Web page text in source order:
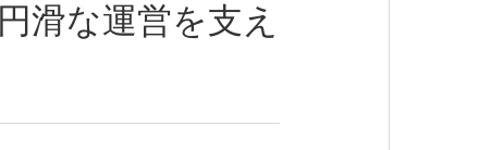
滑な運営を支え